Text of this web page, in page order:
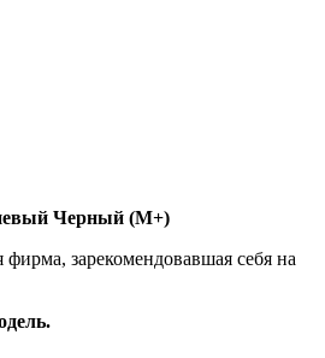
Черный (M+)
фирма, зарекомендовавшая себя на